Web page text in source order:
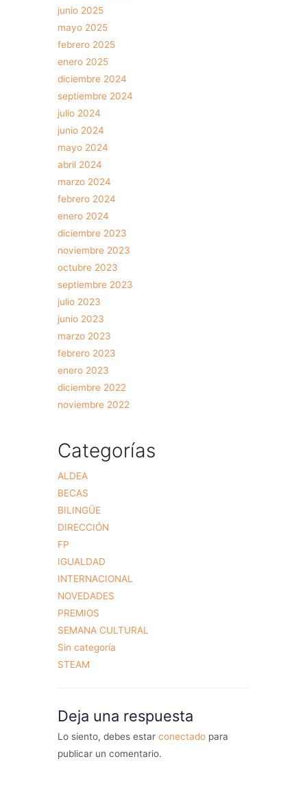
junio 2025
mayo 2025
febrero 2025
enero 2025
diciembre 2024
septiembre 2024
julio 2024
junio 2024
mayo 2024
abril 2024
marzo 2024
febrero 2024
enero 2024
diciembre 2023
noviembre 2023
octubre 2023
septiembre 2023
julio 2023
junio 2023
marzo 2023
febrero 2023
enero 2023
diciembre 2022
noviembre 2022
Categorías
ALDEA
BECAS
BILINGÜE
DIRECCIÓN
FP
IGUALDAD
INTERNACIONAL
NOVEDADES
PREMIOS
SEMANA CULTURAL
Sin categoría
STEAM
Deja una respuesta
Lo siento, debes estar conectado para
publicar un comentario.